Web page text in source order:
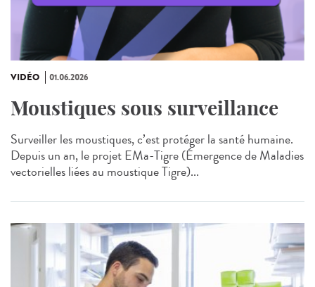
VIDÉO 01.06.2026
Moustiques sous surveillance
Surveiller les moustiques, c’est protéger la santé humaine.
Depuis un an, le projet EMa‑Tigre (Émergence de Maladies
vectorielles liées au moustique Tigre)...